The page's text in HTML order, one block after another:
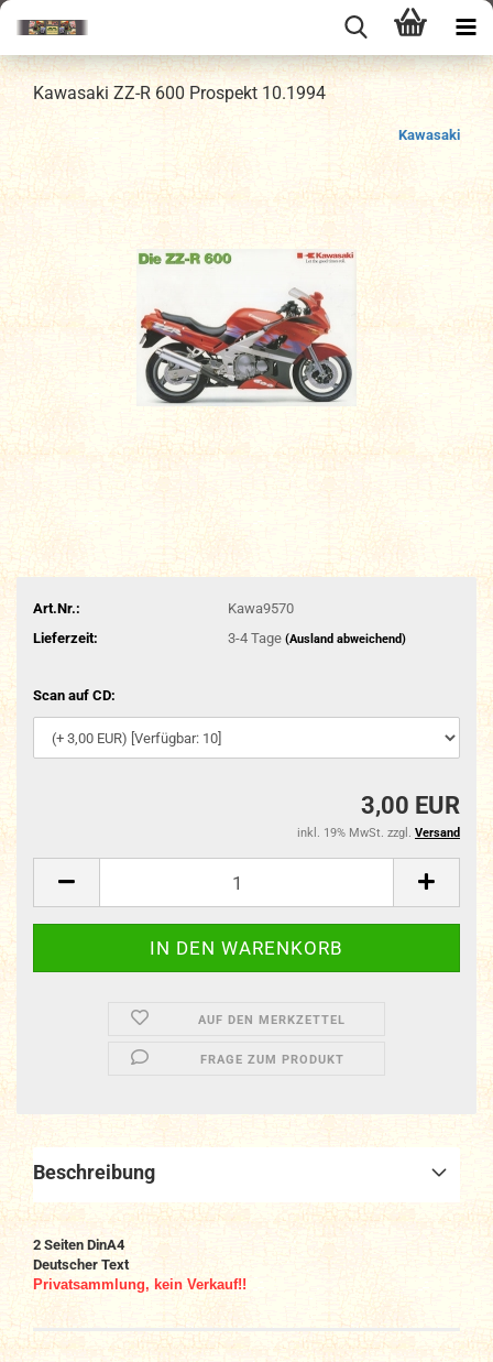
Kawasaki ZZ-R 600 Prospekt 10.1994
Kawasaki
Art.Nr.:
Kawa9570
Lieferzeit:
3-4 Tage (Ausland abweichend)
Scan auf CD:
3,00 EUR
inkl. 19% MwSt. zzgl. Versand
AUF DEN MERKZETTEL
FRAGE ZUM PRODUKT
Beschreibung
2 Seiten DinA4
Deutscher Text
Privatsammlung, kein Verkauf!!